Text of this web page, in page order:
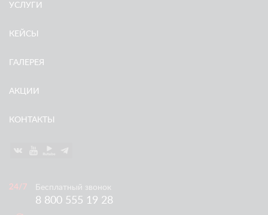
УСЛУГИ
КЕЙСЫ
ГАЛЕРЕЯ
АКЦИИ
КОНТАКТЫ
Бесплатный звонок
8 800 555 19 28